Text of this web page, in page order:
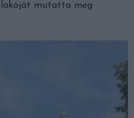
lakóját mutatta meg